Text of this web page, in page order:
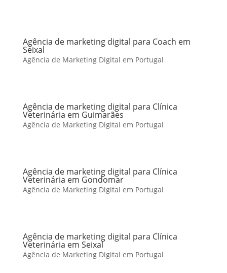
Agência de marketing digital para Coach em
Seixal
Agência de Marketing Digital em Portugal
Agência de marketing digital para Clínica
Veterinária em Guimarães
Agência de Marketing Digital em Portugal
Agência de marketing digital para Clínica
Veterinária em Gondomar
Agência de Marketing Digital em Portugal
Agência de marketing digital para Clínica
Veterinária em Seixal
Agência de Marketing Digital em Portugal